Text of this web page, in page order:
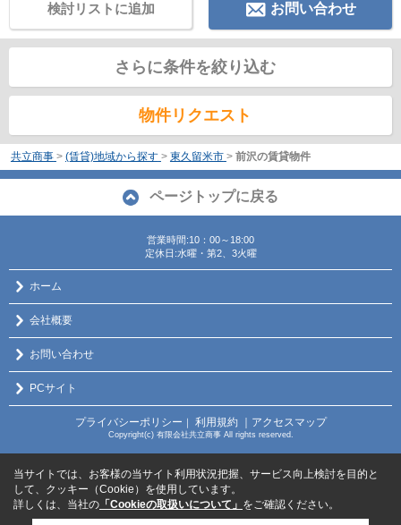
お問い合わせ
検討リストに追加
さらに条件を絞り込む
物件リクエスト
共立商事 > (賃貸)地域から探す > 東久留米市 > 前沢の賃貸物件
ページトップに戻る
営業時間:10：00～18:00
定休日:水曜・第2、3火曜
ホーム
会社概要
お問い合わせ
PCサイト
プライバシーポリシー ｜ 利用規約 ｜アクセスマップ
Copyright(c) 有限会社共立商事 All rights reserved.
当サイトでは、お客様の当サイト利用状況把握、サービス向上検討を目的と
して、クッキー（Cookie）を使用しています。
詳しくは、当社の 「Cookieの取扱いについて」 をご確認ください。